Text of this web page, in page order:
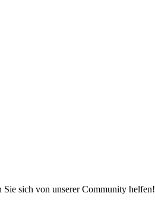
Sie sich von unserer Community helfen!